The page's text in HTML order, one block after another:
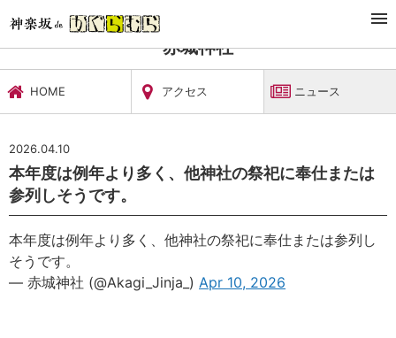
文化施設・ギャラリー
赤城神社
HOME アクセス ニュース
2026.04.10
本年度は例年より多く、他神社の祭祀に奉仕または
参列しそうです。
本年度は例年より多く、他神社の祭祀に奉仕または参列し
そうです。
— 赤城神社 (@Akagi_Jinja_) Apr 10, 2026